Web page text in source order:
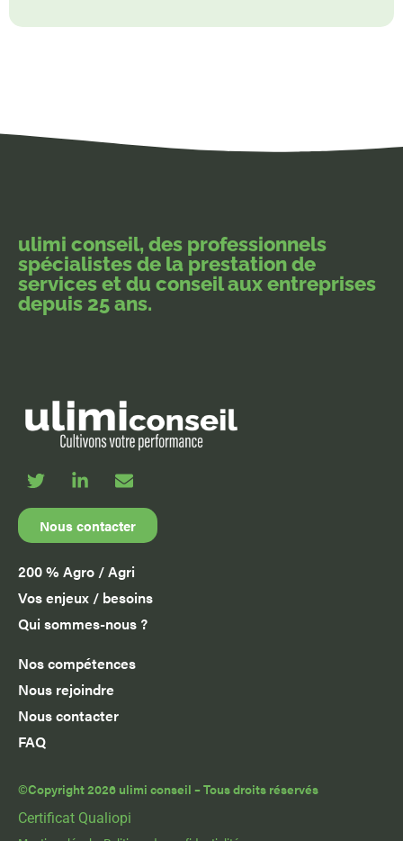
ulimi conseil, des professionnels
spécialistes de la prestation de
services et du conseil aux entreprises
depuis 25 ans.
Nous contacter
200 % Agro / Agri
Vos enjeux / besoins
Qui sommes-nous ?
Nos compétences
Nous rejoindre
Nous contacter
FAQ
©Copyright 2026 ulimi conseil – Tous droits réservés
Certificat Qualiopi